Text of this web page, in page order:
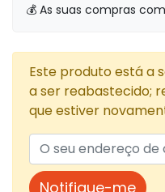
💰 As suas compras
Este produto está a
a ser reabastecido;
que estiver
Notifique-me